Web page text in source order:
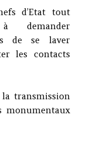
d’Etat tout
demander
de se laver
les contacts
transmission
monumentaux